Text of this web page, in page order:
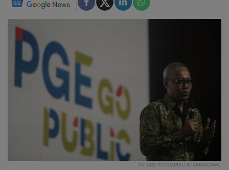
ANTARA FOTO/APRILLIO AKBAR/RWA.